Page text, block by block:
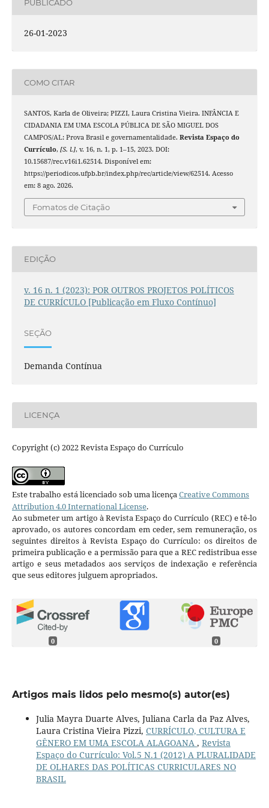
PUBLICADO
26-01-2023
COMO CITAR
SANTOS, Karla de Oliveira; PIZZI, Laura Cristina Vieira. INFÂNCIA E
CIDADANIA EM UMA ESCOLA PÚBLICA DE SÃO MIGUEL DOS
CAMPOS/AL: Prova Brasil e governamentalidade. Revista Espaço do
Currículo, [S. l.], v. 16, n. 1, p. 1–15, 2023. DOI:
10.15687/rec.v16i1.62514. Disponível em:
https://periodicos.ufpb.br/index.php/rec/article/view/62514. Acesso
em: 8 ago. 2026.
Fomatos de Citação
EDIÇÃO
v. 16 n. 1 (2023): POR OUTROS PROJETOS POLÍTICOS
DE CURRÍCULO [Publicação em Fluxo Contínuo]
SEÇÃO
Demanda Contínua
LICENÇA
Copyright (c) 2022 Revista Espaço do Currículo
Este trabalho está licenciado sob uma licençaCreative Commons
Attribution 4.0 International License.
Ao submeter um artigo à Revista Espaço do Currículo (REC) e tê-lo
aprovado, os autores concordam em ceder, sem remuneração, os
seguintes direitos à Revista Espaço do Currículo: os direitos de
primeira publicação e a permissão para que a REC redistribua esse
artigo e seus metadados aos serviços de indexação e referência
que seus editores julguem apropriados.
0 0
Artigos mais lidos pelo mesmo(s) autor(es)
Julia Mayra Duarte Alves, Juliana Carla da Paz Alves,
Laura Cristina Vieira Pizzi, CURRÍCULO, CULTURA E
GÊNERO EM UMA ESCOLA ALAGOANA , Revista
Espaço do Currículo: Vol.5 N.1 (2012) A PLURALIDADE
DE OLHARES DAS POLÍTICAS CURRICULARES NO
BRASIL